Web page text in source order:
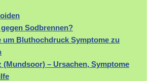
Sodbrennen?
um Bluthochdruck Symptome zu
(Mundsoor) – Ursachen, Symptome